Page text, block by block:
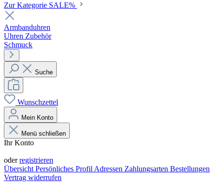
Zur Kategorie SALE%
Armbanduhren
Uhren Zubehör
Schmuck
Suche
Wunschzettel
Mein Konto
Menü schließen
Ihr Konto
oderregistrieren
Übersicht Persönliches Profil Adressen Zahlungsarten Bestellungen
Vertrag widerrufen